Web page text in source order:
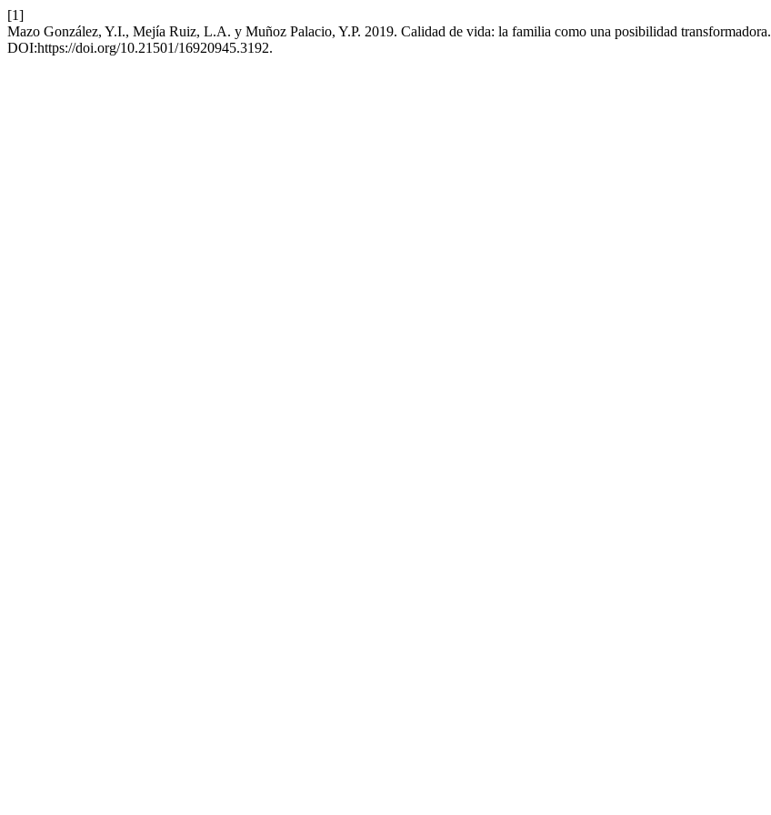
[1]
Mazo González, Y.I., Mejía Ruiz, L.A. y Muñoz Palacio, Y.P. 2019. Calidad de vida: la familia como una posibilidad transformadora.
DOI:https://doi.org/10.21501/16920945.3192.